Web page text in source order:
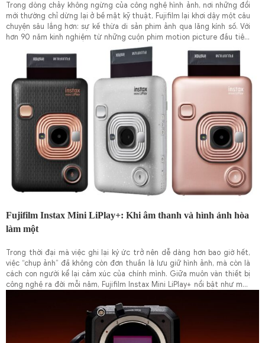
Trong dòng chảy không ngừng của công nghệ hình ảnh, nơi những đổi
mới thường chỉ dừng lại ở bề mặt kỹ thuật, Fujifilm lại khơi dậy một câu
chuyện sâu lắng hơn: sự kế thừa di sản phim ảnh qua lăng kính số. Với
hơn 90 năm kinh nghiệm từ những cuộn phim motion picture đầu tiên,
hãng đã chính thức giới thiệu GFX Eterna 55 – chiếc máy quay điện ảnh
chuyên nghiệp mang tên gọi gợi nhớ đến dòng phim Eterna huyền thoại.
Không chỉ là một thiết bị, đây là minh chứng cho niềm đam mê bất diệt
với màu sắc, nơi khoa học gặp gỡ nghệ thuật, và F-Log2 C – định dạng
ghi hình mới – trở thành trái tim của hành trình này.
Fujifilm Instax Mini LiPlay+: Khi âm thanh và hình ảnh hòa
làm một
Trong thời đại mà việc ghi lại ký ức trở nên dễ dàng hơn bao giờ hết,
việc “chụp ảnh” đã không còn đơn thuần là lưu giữ hình ảnh, mà còn là
cách con người kể lại cảm xúc của chính mình. Giữa muôn vàn thiết bị
công nghệ ra đời mỗi năm, Fujifilm Instax Mini LiPlay+ nổi bật như một
quyện trên cùng một tấm ảnh in liền.